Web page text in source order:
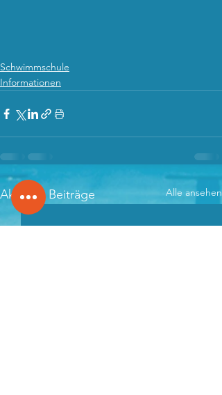
Schwimmschule
Informationen
Aktuelle Beiträge Alle ansehen